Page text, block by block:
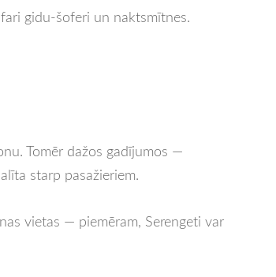
gidu-šoferi un naktsmītnes.
Tomēr dažos gadījumos —
starp pasažieriem.
vietas — piemēram, Serengeti var